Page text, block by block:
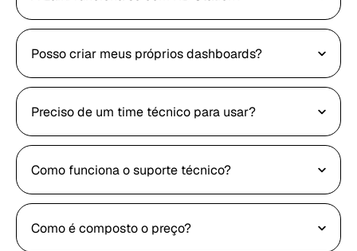
Posso criar meus próprios dashboards?
Preciso de um time técnico para usar?
Como funciona o suporte técnico?
Como é composto o preço?